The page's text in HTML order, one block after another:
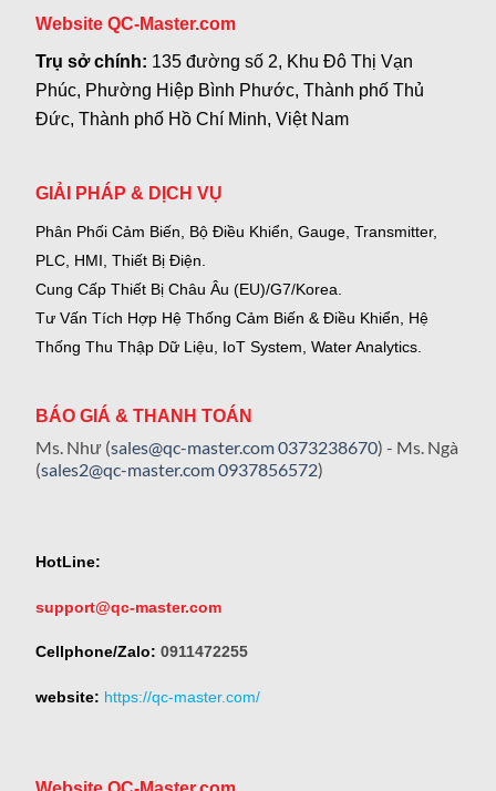
Website QC-Master.com
Trụ sở chính: 135 đường số 2, Khu Đô Thị Vạn
Phúc, Phường Hiệp Bình Phước, Thành phố Thủ
Đức, Thành phố Hồ Chí Minh, Việt Nam
GIẢI PHÁP & DỊCH VỤ
Phân Phối Cảm Biến, Bộ Điều Khiển, Gauge, Transmitter,
PLC, HMI, Thiết Bị Điện.
Cung Cấp Thiết Bị Châu Âu (EU)/G7/Korea.
Tư Vấn Tích Hợp Hệ Thống Cảm Biến & Điều Khiển, Hệ
Thống Thu Thập Dữ Liệu, IoT System, Water Analytics.
BÁO GIÁ & THANH TOÁN
Ms. Như (sales@qc-master.com0373238670) - Ms. Ngà
(sales2@qc-master.com0937856572)
HotLine:
support@qc-master.com
Cellphone/Zalo: 0911472255
website: https://qc-master.com/